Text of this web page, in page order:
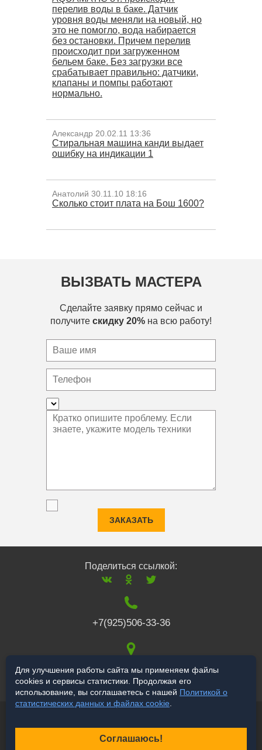
перелив воды в баке. Датчик
уровня воды меняли на новый, но
это не помогло, вода набирается
без остановки. Причем перелив
происходит при загруженном
бельем баке. Без загрузки все
срабатывает правильно: датчики,
клапаны и помпы работают
нормально.
Александр 20.02.11 13:36
Стиральная машина канди выдает
ошибку на индикации 1
Анатолий 30.11.10 18:16
Сколько стоит плата на Бош 1600?
ВЫЗВАТЬ МАСТЕРА
Сделайте заявку прямо сейчас и
получите скидку 20% на всю работу!
ЗАКАЗАТЬ
Поделиться ссылкой:
+7(925)506-33-36
117519,г. Москва,
Варшавское ш., 132
Продвижение сайта
Для улучшения работы сайта мы применяем файлы
cookies и сервисы статистики. Продолжая его
использование, вы соглашаетесь с нашей Политикой о
статистических данных и файлах cookie
Соглашаюсь!